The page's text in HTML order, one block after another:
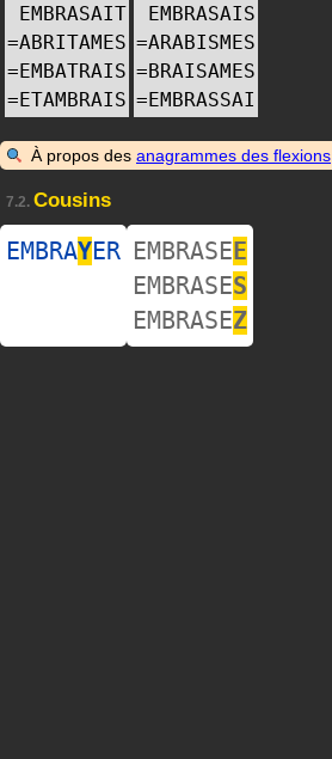
EMBRASAIT
=ABRITAMES
=EMBATRAIS
=ETAMBRAIS
EMBRASAIS
=ARABISMES
=BRAISAMES
=EMBRASSAI
À propos des anagrammes des flexions
7.2. Cousins
EMBRAYER EMBRASEE
EMBRASES
EMBRASEZ